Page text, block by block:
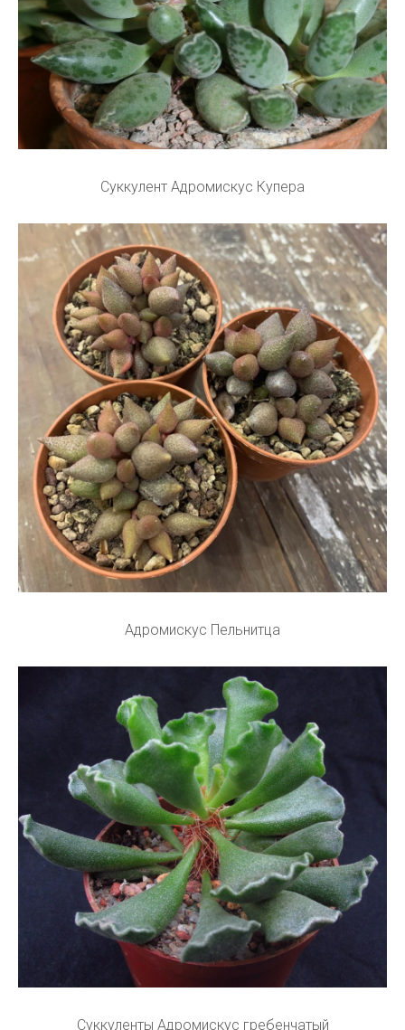
Суккулент Адромискус Купера
Адромискус Пельнитца
Суккуленты Адромискус гребенчатый